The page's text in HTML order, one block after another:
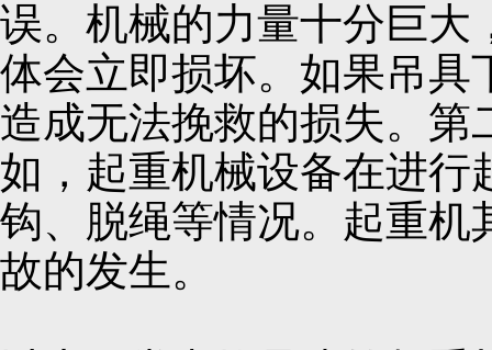
误。机械的力量十分巨大
体会立即损坏。如果吊具
造成无法挽救的损失。第
如，起重机械设备在进行
钩、脱绳等情况。起重机
故的发生。